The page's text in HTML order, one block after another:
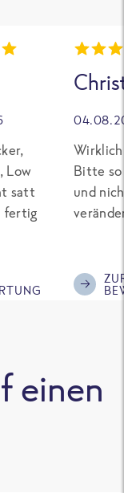
Low
satt
fertig
Bitte so
und
einen